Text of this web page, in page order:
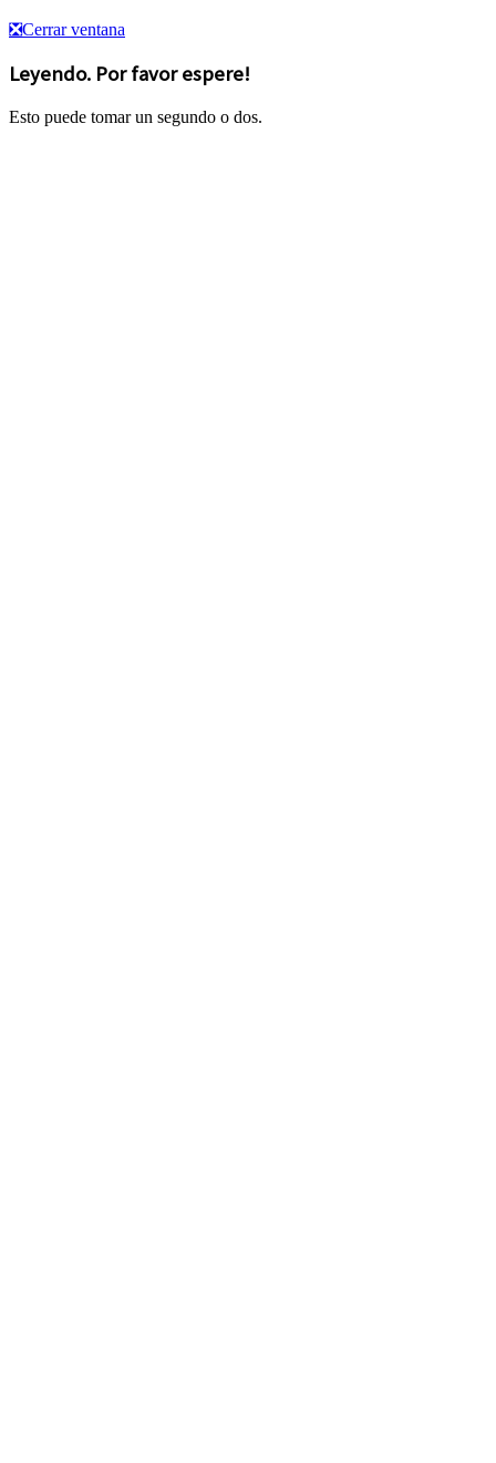
❎Cerrar ventana
Leyendo. Por favor espere!
Esto puede tomar un segundo o dos.